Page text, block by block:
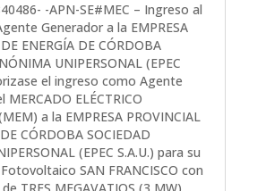
-APN-SE#MEC – Ingreso al
Generador a la EMPRESA
ENERGÍA DE CÓRDOBA
UNIPERSONAL (EPEC
el ingreso como Agente
MERCADO ELÉCTRICO
a la EMPRESA PROVINCIAL
CÓRDOBA SOCIEDAD
(EPEC S.A.U.) para su
SAN FRANCISCO con